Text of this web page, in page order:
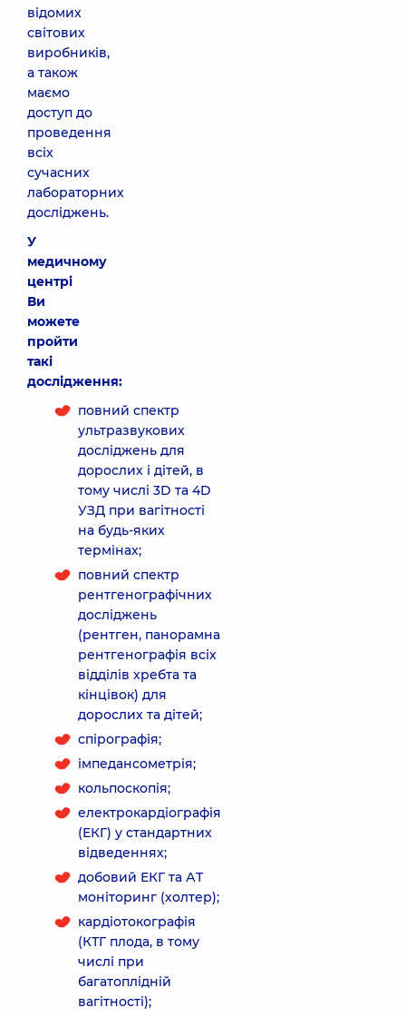
відомих
світових
виробників,
а також
маємо
доступ до
проведення
всіх
сучасних
лабораторних
досліджень.
У
медичному
центрі
Ви
можете
пройти
такі
дослідження:
повний спектр
ультразвукових
досліджень для
дорослих і дітей, в
тому числі 3D та 4D
УЗД при вагітності
на будь-яких
термінах;
повний спектр
рентгенографічних
досліджень
(рентген, панорамна
рентгенографія всіх
відділів хребта та
кінцівок) для
дорослих та дітей;
спірографія;
імпедансометрія;
кольпоскопія;
електрокардіографія
(ЕКГ) у стандартних
відведеннях;
добовий ЕКГ та АТ
моніторинг (холтер);
кардіотокографія
(КТГ плода, в тому
числі при
багатоплідній
вагітності);